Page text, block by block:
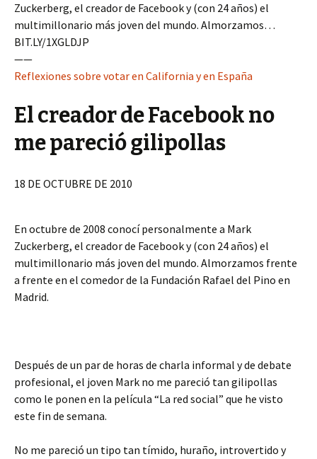
Zuckerberg, el creador de Facebook y (con 24 años) el
multimillonario más joven del mundo. Almorzamos…
BIT.LY/1XGLDJP
——
Reflexiones sobre votar en California y en España
El creador de Facebook no
me pareció gilipollas
18 DE OCTUBRE DE 2010
En octubre de 2008 conocí personalmente a Mark
Zuckerberg, el creador de Facebook y (con 24 años) el
multimillonario más joven del mundo. Almorzamos frente
a frente en el comedor de la Fundación Rafael del Pino en
Madrid.
Después de un par de horas de charla informal y de debate
profesional, el joven Mark no me pareció tan gilipollas
como le ponen en la película “La red social” que he visto
este fin de semana.
No me pareció un tipo tan tímido, huraño, introvertido y